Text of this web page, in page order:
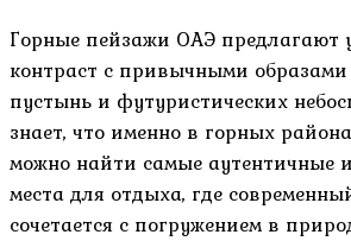
Горные пейзажи ОАЭ предлагают
контраст с привычными
пустынь и футуристических
знает, что именно в горных
можно найти самые аутентичные
места для отдыха, где
сочетается с погружением в